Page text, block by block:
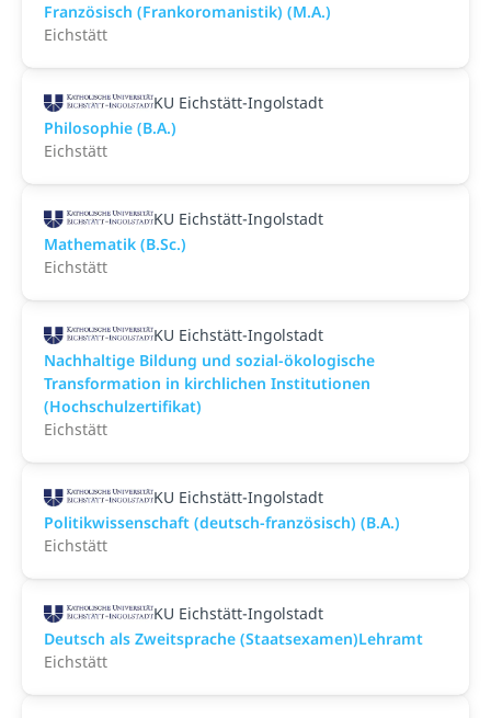
Französisch (Frankoromanistik) (M.A.)
Eichstätt
KU Eichstätt-Ingolstadt
Philosophie (B.A.)
Eichstätt
KU Eichstätt-Ingolstadt
Mathematik (B.Sc.)
Eichstätt
KU Eichstätt-Ingolstadt
Nachhaltige Bildung und sozial-ökologische
Transformation in kirchlichen Institutionen
(Hochschulzertifikat)
Eichstätt
KU Eichstätt-Ingolstadt
Politikwissenschaft (deutsch-französisch) (B.A.)
Eichstätt
KU Eichstätt-Ingolstadt
Deutsch als Zweitsprache (Staatsexamen)Lehramt
Eichstätt